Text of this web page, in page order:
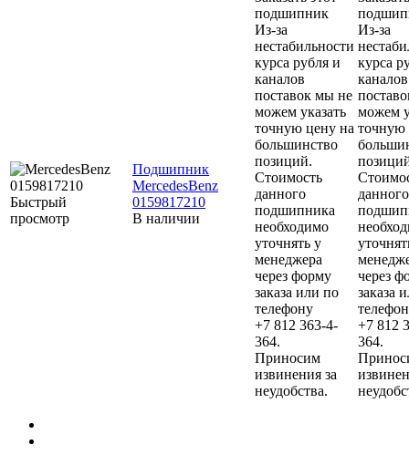
Быстрый
просмотр
Подшипник
MercedesBenz
0159817210
В наличии
подшипник
Из-за
нестабильности
курса рубля и
каналов
поставок мы не
можем указать
точную цену на
большинство
позиций.
Стоимость
данного
подшипника
необходимо
уточнять у
менеджера
через форму
заказа или по
телефону
+7 812 363-4-
364.
Приносим
извинения за
неудобства.
Из-за
курса
каналов
можем
точную
данного
через
заказа
+7 812
364.